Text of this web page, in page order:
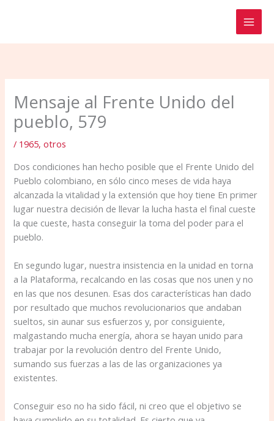
Mensaje al Frente Unido del
pueblo, 579
/ 1965,otros
Dos condiciones han hecho posible que el Frente Unido del
Pueblo colombiano, en sólo cinco meses de vida haya
alcanzada la vitalidad y la extensión que hoy tiene En primer
lugar nuestra decisión de llevar la lucha hasta el final cueste
la que cueste, hasta conseguir la toma del poder para el
pueblo.
En segundo lugar, nuestra insisten­cia en la unidad en torna
a la Plataforma, recalcando en las cosas que nos unen y no
en las que nos desunen. Esas dos características han dado
por resultado que muchos revolucionarios que andaban
sueltos, sin aunar sus esfuerzos y, por consiguiente,
malgastando mucha energía, ahora se hayan unido para
trabajar por la revolución dentro del Frente Unido,
sumando sus fuerzas a las de las organizaciones ya
existentes.
Conseguir eso no ha sido fácil, ni creo que el objetivo se